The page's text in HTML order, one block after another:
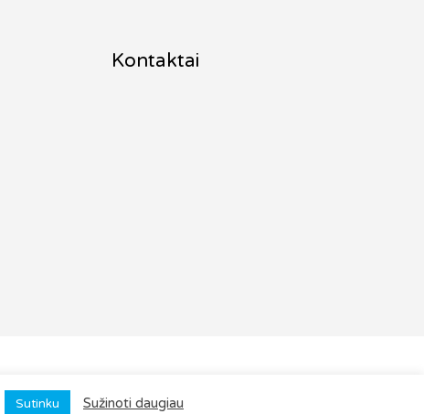
Kontaktai
Sutinku Sužinoti daugiau